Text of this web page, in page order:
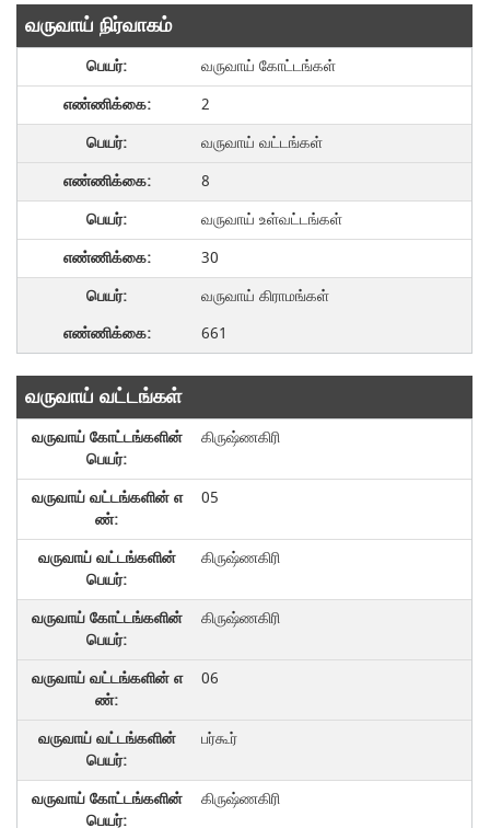
வருவாய் நிர்வாகம்
வருவாய் கோட்டங்கள்
2
வருவாய் வட்டங்கள்
8
வருவாய் உள்வட்டங்கள்
30
வருவாய் கிராமங்கள்
661
வருவாய் வட்டங்கள்
கிருஷ்ணகிரி
05
கிருஷ்ணகிரி
கிருஷ்ணகிரி
06
பர்கூர்
கிருஷ்ணகிரி